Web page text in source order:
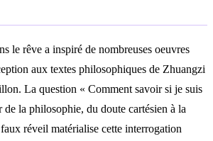
le rêve a inspiré de nombreuses oeuvres
aux textes philosophiques de Zhuangzi
La question « Comment savoir si je suis
de la philosophie, du doute cartésien à la
réveil matérialise cette interrogation